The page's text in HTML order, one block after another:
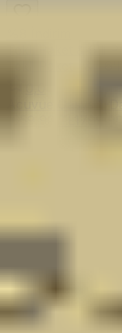
Tekli Paket & 6'li
Tekli Paket   &
Acuvue Oasys 1-
Acuvue Oasys
%7
İndirim
Tekli Paket & 6'li
Tekli Paket   &